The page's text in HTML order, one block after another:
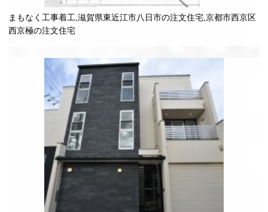
まもなく工事着工,滋賀県東近江市八日市の注文住宅,京都市西京区
西京極の注文住宅